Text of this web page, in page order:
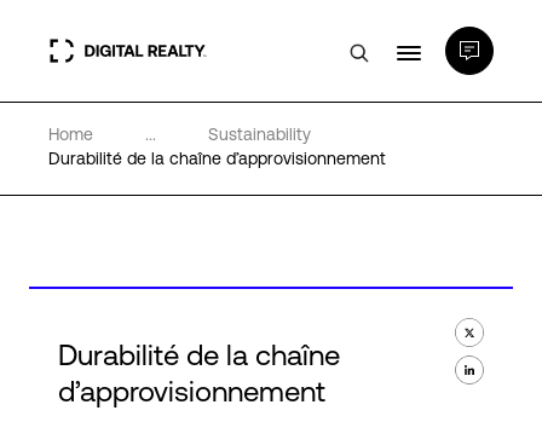
Data Centers
Expertise et ressources
Home ...
Sustainability
Durabilité de la chaîne d’approvisionnement
Durabilité de la chaîne
d’approvisionnement